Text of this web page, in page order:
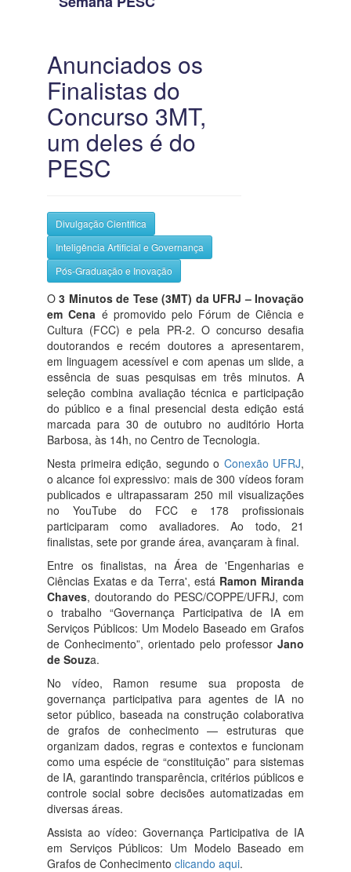
Anunciados os
Finalistas do
Concurso 3MT,
um deles é do
PESC
Divulgação Científica
Inteligência Artificial e Governança
Pós-Graduação e Inovação
O3 Minutos de Tese (3MT) da UFRJ – Inovação
em Cena é promovido pelo Fórum de Ciência e
Cultura (FCC) e pela PR-2. O concurso desafia
doutorandos e recém doutores a apresentarem,
em linguagem acessível e com apenas um slide, a
essência de suas pesquisas em três minutos. A
seleção combina avaliação técnica e participação
do público e a final presencial desta edição está
marcada para 30 de outubro no auditório Horta
Barbosa, às 14h, no Centro de Tecnologia.
Nesta primeira edição, segundo o Conexão UFRJ,
o alcance foi expressivo: mais de 300 vídeos foram
publicados e ultrapassaram 250 mil visualizações
no YouTube do FCC e 178 profissionais
participaram como avaliadores. Ao todo, 21
finalistas, sete por grande área, avançaram à final.
Entre os finalistas, na Área de 'Engenharias e
Ciências Exatas e da Terra', está Ramon Miranda
Chaves, doutorando do PESC/COPPE/UFRJ, com
o trabalho “Governança Participativa de IA em
Serviços Públicos: Um Modelo Baseado em Grafos
de Conhecimento”, orientado pelo professor Jano
de Souza.
No vídeo, Ramon resume sua proposta de
governança participativa para agentes de IA no
setor público, baseada na construção colaborativa
de grafos de conhecimento — estruturas que
organizam dados, regras e contextos e funcionam
como uma espécie de “constituição” para sistemas
de IA, garantindo transparência, critérios públicos e
controle social sobre decisões automatizadas em
diversas áreas.
Assista ao vídeo: Governança Participativa de IA
em Serviços Públicos: Um Modelo Baseado em
Grafos de Conhecimento clicando aqui.